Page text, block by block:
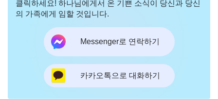
클릭하세요! 하나님에게서 온 기쁜 소식이 당신과 당신
의 가족에게 임할 것입니다.
Messenger로 연락하기
카카오톡으로 대화하기